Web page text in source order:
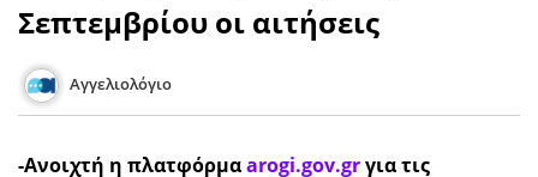
Σεπτεμβρίου οι αιτήσεις
Αγγελιολόγιο
-Ανοιχτή η πλατφόρμαarogi.gov.grγια τις